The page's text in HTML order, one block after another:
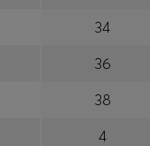
34
36
38
4